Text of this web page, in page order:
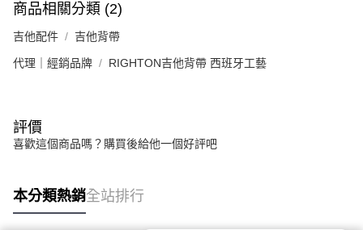
商品相關分類 (2)
吉他配件 吉他背帶
代理｜經銷品牌 RIGHTON吉他背帶 西班牙工藝
評價
喜歡這個商品嗎？購買後給他一個好評吧
本分類熱銷全站排行